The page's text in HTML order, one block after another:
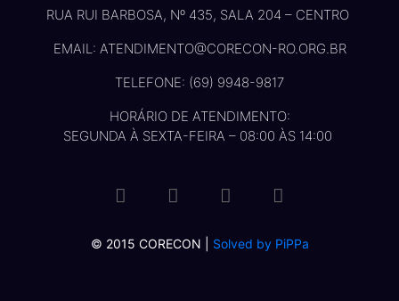
RUA RUI BARBOSA, Nº 435, SALA 204 – CENTRO
EMAIL: ATENDIMENTO@CORECON-RO.ORG.BR
TELEFONE: (69) 9948-9817
HORÁRIO DE ATENDIMENTO:
SEGUNDA À SEXTA-FEIRA – 08:00 ÀS 14:00
© 2015 CORECON | Solved by PiPPa